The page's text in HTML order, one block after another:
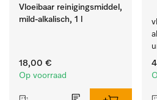
Vloeibaar reinigingsmiddel,
mild-alkalisch, 1 l
18,00 €
Op voorraad